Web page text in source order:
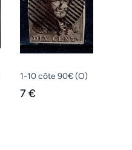
1-10 côte 90€(O)
7 €